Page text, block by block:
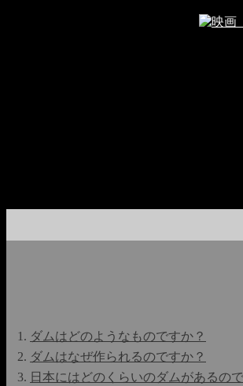
ダムはどのようなものですか？
ダムはなぜ作られるのですか？
日本にはどのくらいのダムがあるの